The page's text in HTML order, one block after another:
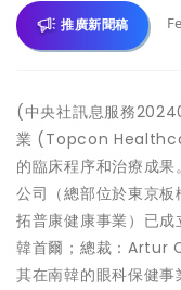
推廣新聞稿
(中央社訊息服務
業 (Topcon
的臨床程序和治療成
公司（總部位於東京
拓普康健康事業）已
韓首爾；總裁：Artur
其在南韓的眼科保健